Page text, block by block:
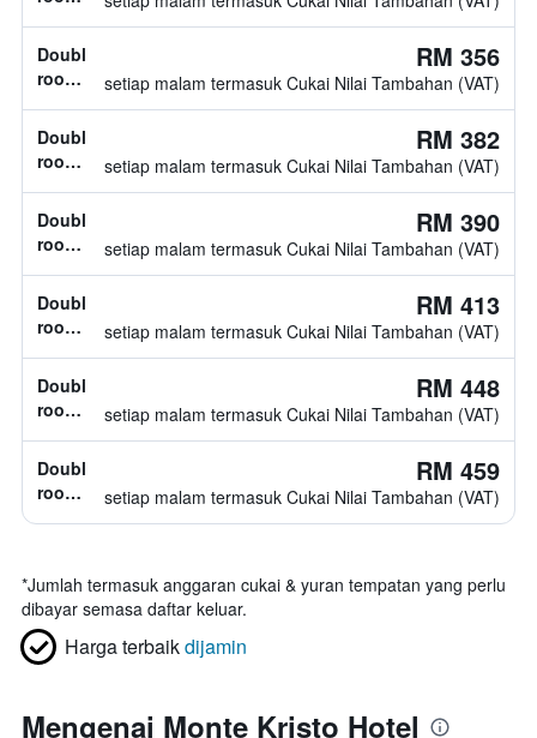
diketahui
katil
tidak
diketahui
Double
room,
katil
tidak
diketahui
RM 356
setiap malam termasuk Cukai Nilai Tambahan (VAT)
Double
room,
katil
tidak
diketahui
RM 382
setiap malam termasuk Cukai Nilai Tambahan (VAT)
Double
room,
katil
tidak
diketahui
RM 390
setiap malam termasuk Cukai Nilai Tambahan (VAT)
Double
room,
katil
tidak
diketahui
RM 413
setiap malam termasuk Cukai Nilai Tambahan (VAT)
Double
room,
katil
tidak
diketahui
RM 448
setiap malam termasuk Cukai Nilai Tambahan (VAT)
Double
room,
diketahui
RM 459
setiap malam termasuk Cukai Nilai Tambahan (VAT)
*Jumlah termasuk anggaran cukai & yuran tempatan yang perlu
dibayar semasa daftar keluar.
Harga terbaikdijamin
Mengenai Monte Kristo Hotel